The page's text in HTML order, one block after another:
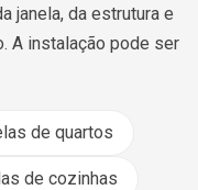
janela, da estrutura e
A instalação pode ser
de quartos
de cozinhas